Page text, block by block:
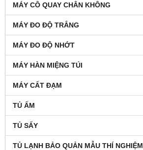
MÁY CÔ QUAY CHÂN KHÔNG
MÁY ĐO ĐỘ TRẮNG
MÁY ĐO ĐỘ NHỚT
MÁY HÀN MIỆNG TÚI
MÁY CẤT ĐẠM
TỦ ẤM
TỦ SẤY
TỦ LẠNH BẢO QUẢN MẪU THÍ NGHIỆM